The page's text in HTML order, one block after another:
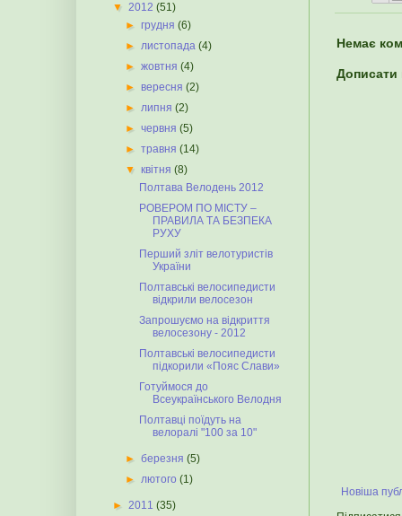
Немає
Дописати
Новіша
▼ 2012 (51)
►грудня(6)
►листопада(4)
►жовтня(4)
►вересня(2)
►липня(2)
►червня(5)
►травня(14)
▼квітня(8)
Полтава Велодень 2012
РОВЕРОМ ПО МІСТУ –
ПРАВИЛА ТА БЕЗПЕКА
РУХУ
Перший зліт велотуристів
України
Полтавські велосипедисти
відкрили велосезон
Запрошуємо на відкриття
велосезону - 2012
Полтавські велосипедисти
підкорили «Пояс Слави»
Готуймося до
Всеукраїнського Велодня
Полтавці поїдуть на
велоралі "100 за 10"
►березня(5)
►лютого(1)
► 2011 (35)